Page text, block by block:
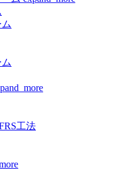
工法